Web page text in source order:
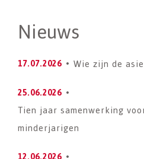
Nieuws
17.07.2026 Wie zijn de
25.06.2026
Tien jaar samenwerking
minderjarigen